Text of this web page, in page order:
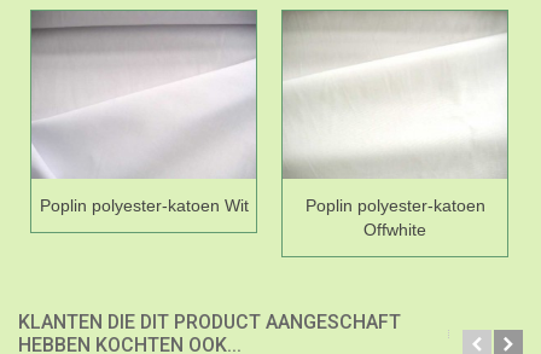
Poplin polyester-katoen Wit
Poplin polyester-katoen
Offwhite
KLANTEN DIE DIT PRODUCT AANGESCHAFT
HEBBEN KOCHTEN OOK...